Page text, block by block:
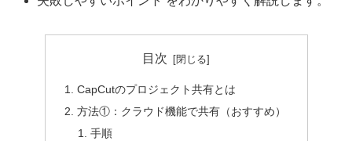
目次
CapCutのプロジェクト共有とは
方法①：クラウド機能で共有（おすすめ）
手順